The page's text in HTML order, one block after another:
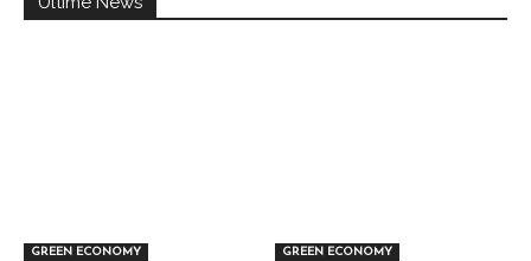
GREEN ECONOMY GREEN ECONOMY